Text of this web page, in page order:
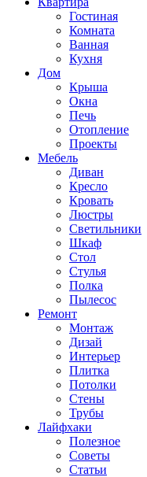
Гостиная
Комната
Ванная
Кухня
Дом
Крыша
Окна
Печь
Отопление
Проекты
Мебель
Диван
Кресло
Кровать
Люстры
Светильники
Шкаф
Стол
Стулья
Полка
Пылесос
Ремонт
Монтаж
Дизай
Интерьер
Плитка
Потолки
Стены
Трубы
Лайфхаки
Полезное
Советы
Статьи